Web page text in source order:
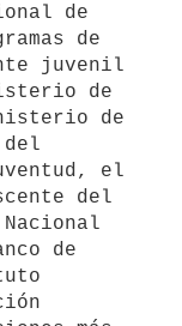
de
de
juvenil
de
de
el
del
de